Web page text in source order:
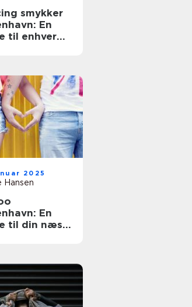
smykker
En
til enhver
2025
Hansen
En
til din næste